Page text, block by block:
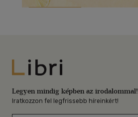
Libri
Legyen mindig képben az irodalommal!
Iratkozzon fel legfrissebb híreinkért!